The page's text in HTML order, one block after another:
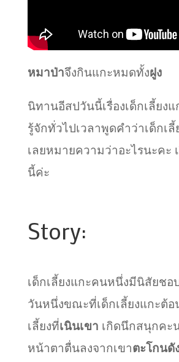
หมาป่าจึงกินแกะหมดทั้งฝูง
นิทานอีสปวันนี้เรื่องเด็กเลี้ยง
รู้จักทั่วไปเวลาพูดคำว่าเด็กเ
เลยหมายความว่าอะไรนะคะ
นี้ค่ะ
Story:
เด็กเลี้ยงแกะคนหนึ่งมีนิสัยชอ
วันหนึ่งขณะที่เด็กเลี้ยงแกะต้อ
เลี้ยงที่เนินเขา เกิดนึกสนุกคะ
หน้าตาตื่นลงจากเขาตะโกนดั